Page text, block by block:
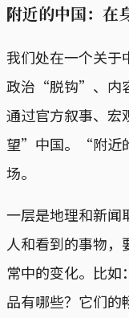
附近的中国：在
我们处在一个关于
政治“脱钩”、内
通过官方叙事、
望”中国。“附近
场。
一层是地理和新
人和看到的事物，
常中的变化。比如
品有哪些？它们的